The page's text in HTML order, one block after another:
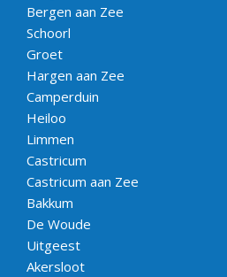
Bergen aan Zee
Schoorl
Groet
Hargen aan Zee
Camperduin
Heiloo
Limmen
Castricum
Castricum aan Zee
Bakkum
De Woude
Uitgeest
Akersloot